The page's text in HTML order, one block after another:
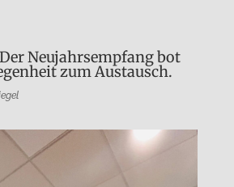
Neujahrsempfang bot
zum Austausch.